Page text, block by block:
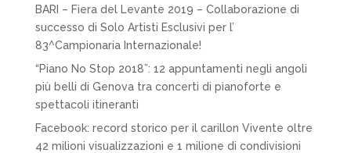
BARI – Fiera del Levante 2019 – Collaborazione di
successo di Solo Artisti Esclusivi per l’
83^Campionaria Internazionale!
“Piano No Stop 2018”: 12 appuntamenti negli angoli
più belli di Genova tra concerti di pianoforte e
spettacoli itineranti
Facebook: record storico per il carillon Vivente oltre
42 milioni visualizzazioni e 1 milione di condivisioni